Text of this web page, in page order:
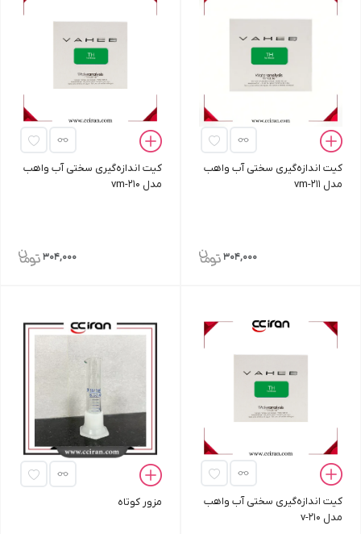
کیت اندازه‌گیری سختی آب واهب
مدل vm-211
304,000
کیت اندازه‌گیری سختی آب واهب
مدل vm-210
304,000
کیت اندازه‌گیری سختی آب واهب
مدل v-210
مزور کوتاه